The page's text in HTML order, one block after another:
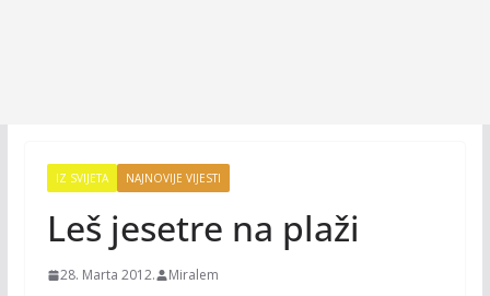
IZ SVIJETA NAJNOVIJE VIJESTI
Leš jesetre na plaži
28. Marta 2012. Miralem